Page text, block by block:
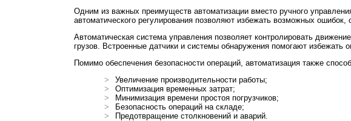
Одним из важных преимуществ автоматизации вместо ручного
автоматического регулирования позволяют избежать возможных
Автоматическая система управления позволяет контролировать
грузов. Встроенные датчики и системы обнаружения помогают избежать
Помимо обеспечения безопасности операций, автоматизация также
Увеличение производительности работы;
Оптимизация временных затрат;
Минимизация времени простоя погрузчиков;
Безопасность операций на складе;
Предотвращение столкновений и аварий.